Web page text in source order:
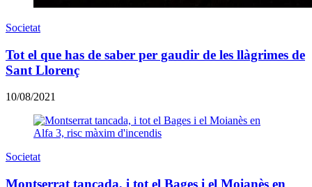
Societat
Tot el que has de saber per gaudir de les llàgrimes de
Sant Llorenç
10/08/2021
Societat
Montserrat tancada, i tot el Bages i el Moianès en